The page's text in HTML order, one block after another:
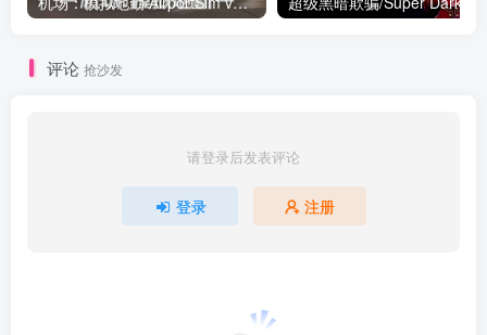
评论 抢沙发
请登录后发表评论
登录 注册